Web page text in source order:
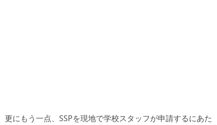
更にもう一点、SSPを現地で学校スタッフが申請するにあた